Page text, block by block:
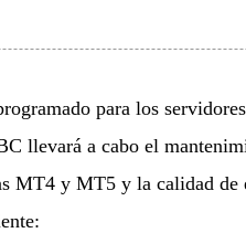
para los
llevará a cabo el
MT4 y MT5 y la calidad de